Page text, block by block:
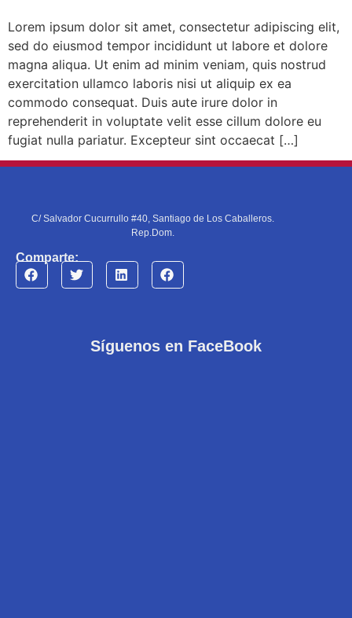
Lorem ipsum dolor sit amet, consectetur adipiscing elit,
sed do eiusmod tempor incididunt ut labore et dolore
magna aliqua. Ut enim ad minim veniam, quis nostrud
exercitation ullamco laboris nisi ut aliquip ex ea
commodo consequat. Duis aute irure dolor in
reprehenderit in voluptate velit esse cillum dolore eu
fugiat nulla pariatur. Excepteur sint occaecat […]
C/ Salvador Cucurrullo #40, Santiago de Los Caballeros.
Rep.Dom.
Comparte:
Síguenos en FaceBook